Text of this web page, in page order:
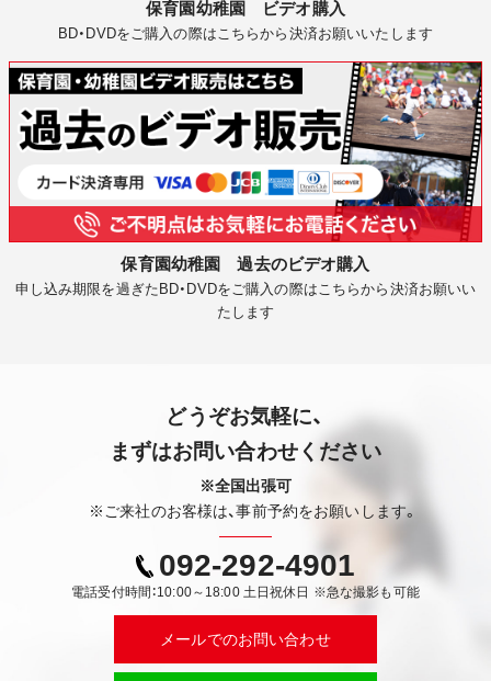
保育園幼稚園 ビデオ購入
BD・DVDをご購入の際はこちらから決済お願いいたします
保育園幼稚園 過去のビデオ購入
申し込み期限を過ぎたBD・DVDをご購入の際はこちらから決済お願いい
たします
どうぞお気軽に、
まずはお問い合わせください
※全国出張可
※ご来社のお客様は、事前予約をお願いします。
092-292-4901
電話受付時間：10:00～18:00 土日祝休日 ※急な撮影も可能
メールでのお問い合わせ